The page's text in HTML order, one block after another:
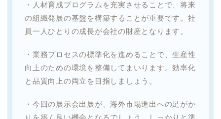
・人材育成プログラムを充実させることで、将来
の組織発展の基盤を構築することが重要です。社
員一人ひとりの成長が会社の財産となります。
・業務プロセスの標準化を進めることで、生産性
向上のための環境を整備してまいります。効率化
と品質向上の両立を目指しましょう。
・今回の展示会出展が、海外市場進出への足がか